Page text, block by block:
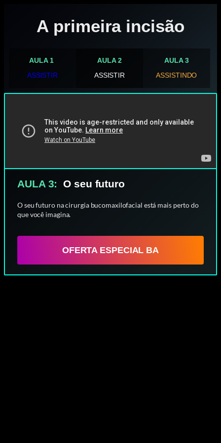
A primeira incisão
AULA 1
ASSISTIR
AULA 2
ASSISTIR
AULA 3
ASSISTINDO
AULA 3: O seu futuro
O seu futuro na cirurgia bucomaxilofacial está mais perto do
que você imagina.
OFERTA ESPECIAL BA